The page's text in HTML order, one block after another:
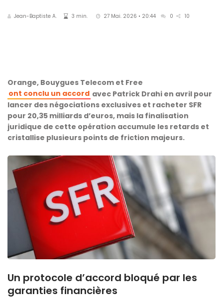
Jean-Baptiste A. 3 min. 27 Mai. 2026 • 20:44 0 10
Orange, Bouygues Telecom et Free
ont conclu un accord avec Patrick Drahi en avril pour
lancer des négociations exclusives et racheter SFR
pour 20,35 milliards d’euros, mais la finalisation
juridique de cette opération accumule les retards et
cristallise plusieurs points de friction majeurs.
Un protocole d’accord bloqué par les
garanties financières